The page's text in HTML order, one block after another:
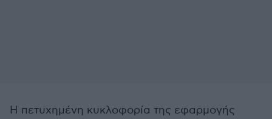
Η πετυχημένη κυκλοφορία της εφαρμογής